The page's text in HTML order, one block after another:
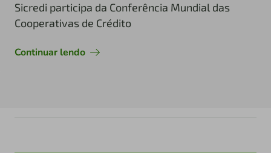
Sicredi participa da Conferência Mundial das
Cooperativas de Crédito
Continuar lendo